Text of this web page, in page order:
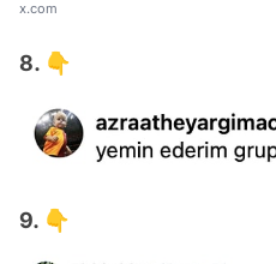
x.com
8. 👇
9. 👇